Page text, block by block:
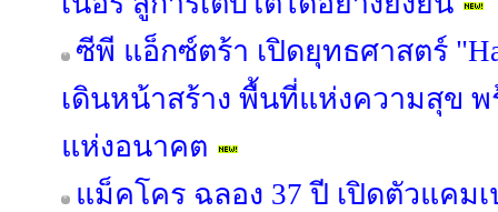
ซีพี แอ็กซ์ตร้า เปิดยุทธศาสตร์
เดินหน้าสร้าง พื้นที่แห่งความสุข
แห่งอนาคต
แม็คโคร ฉลอง 37 ปี เปิดตัวแคม